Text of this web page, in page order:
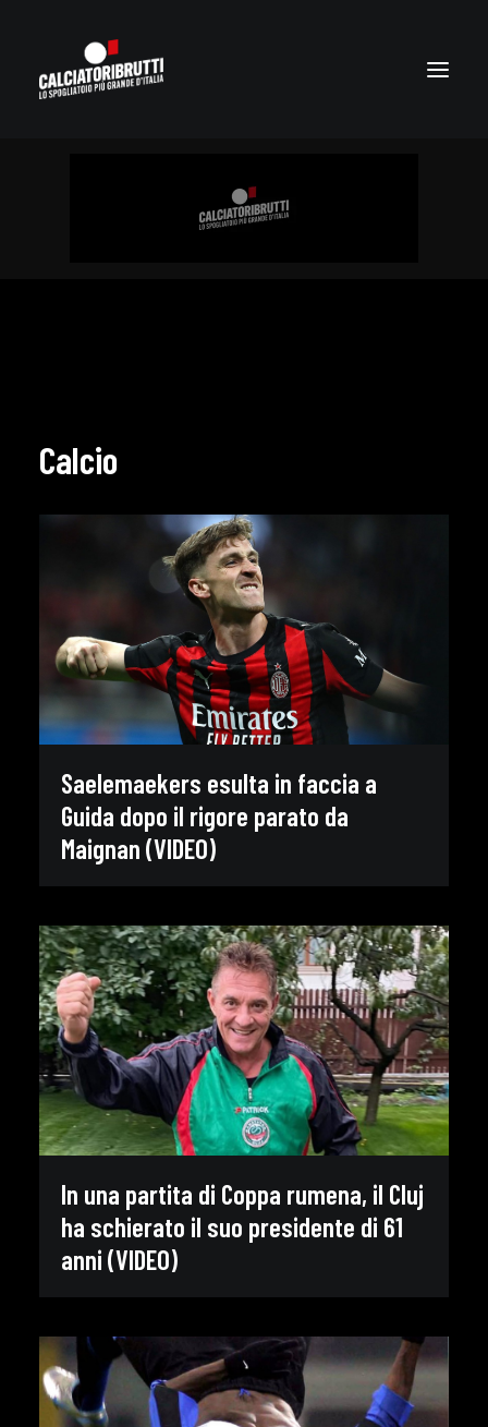
Calcio
Saelemaekers esulta in faccia a
Guida dopo il rigore parato da
Maignan (VIDEO)
In una partita di Coppa rumena, il Cluj
ha schierato il suo presidente di 61
anni (VIDEO)